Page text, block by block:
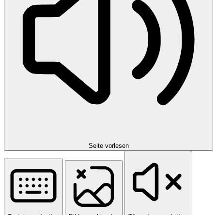
Seite vorlesen